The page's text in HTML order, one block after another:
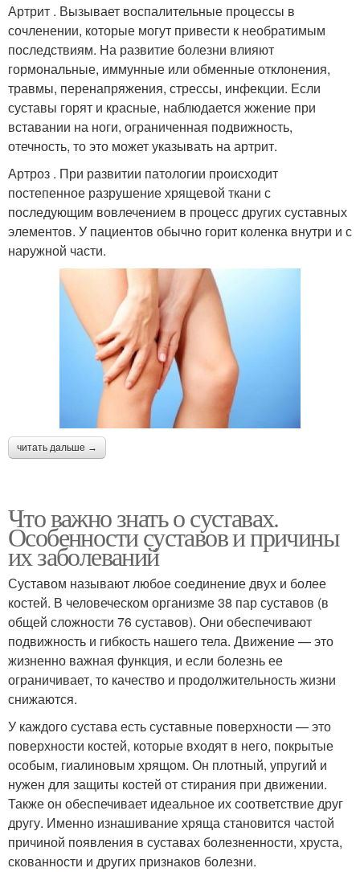
Артрит . Вызывает воспалительные процессы в
сочленении, которые могут привести к необратимым
последствиям. На развитие болезни влияют
гормональные, иммунные или обменные отклонения,
травмы, перенапряжения, стрессы, инфекции. Если
суставы горят и красные, наблюдается жжение при
вставании на ноги, ограниченная подвижность,
отечность, то это может указывать на артрит.
Артроз . При развитии патологии происходит
постепенное разрушение хрящевой ткани с
последующим вовлечением в процесс других суставных
элементов. У пациентов обычно горит коленка внутри и с
наружной части.
читать дальше →
Что важно знать о суставах.
Особенности суставов и причины
их заболеваний
Суставом называют любое соединение двух и более
костей. В человеческом организме 38 пар суставов (в
общей сложности 76 суставов). Они обеспечивают
подвижность и гибкость нашего тела. Движение — это
жизненно важная функция, и если болезнь ее
ограничивает, то качество и продолжительность жизни
снижаются.
У каждого сустава есть суставные поверхности — это
поверхности костей, которые входят в него, покрытые
особым, гиалиновым хрящом. Он плотный, упругий и
нужен для защиты костей от стирания при движении.
Также он обеспечивает идеальное их соответствие друг
другу. Именно изнашивание хряща становится частой
причиной появления в суставах болезненности, хруста,
скованности и других признаков болезни.